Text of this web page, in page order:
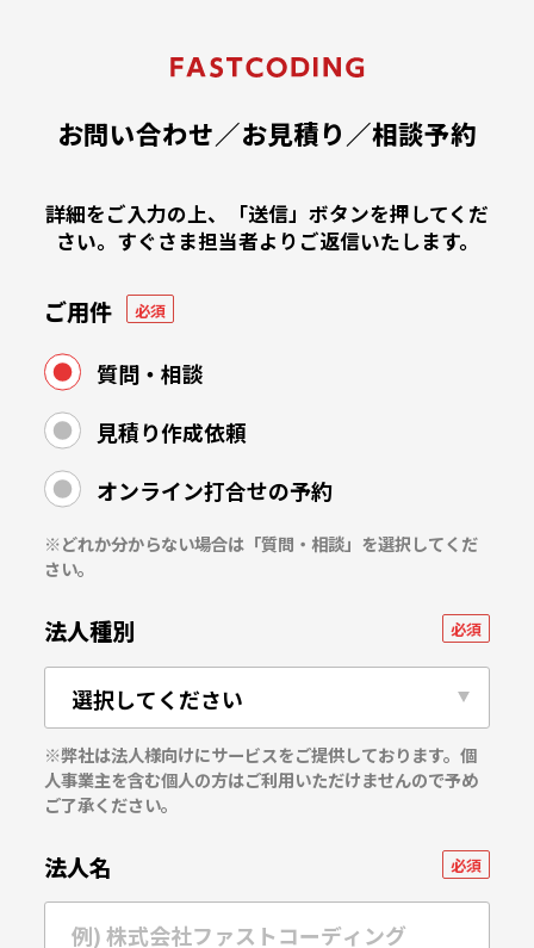
お問い合わせ／お見積り／相談予約
詳細をご入力の上、「送信」ボタンを押してくだ
さい。 すぐさま担当者よりご返信いたします。
ご用件 必須
質問・相談
見積り作成依頼
オンライン打合せの予約
※どれか分からない場合は「質問・相談」を選択してくだ
さい。
法人種別 必須
※弊社は法人様向けにサービスをご提供しております。個
人事業主を含む個人の方はご利用いただけませんので予め
ご了承ください。
法人名 必須